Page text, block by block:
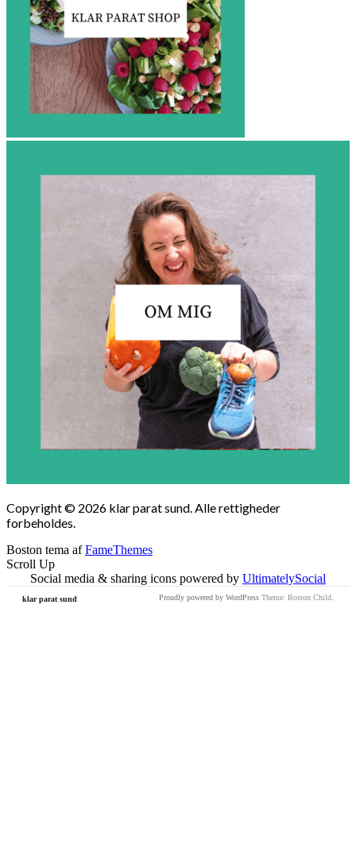
Copyright © 2026 klar parat sund. Alle rettigheder
forbeholdes.
Boston tema afFameThemes
Scroll Up
Social media & sharing icons powered by UltimatelySocial
klar parat sund Proudly powered by WordPress Theme: Boston Child.